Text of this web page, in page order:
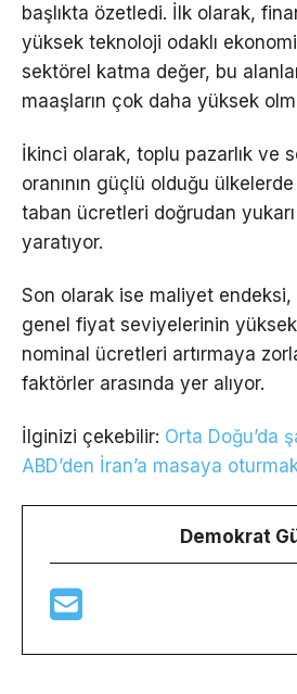
başlıkta özetledi. İlk olarak,
yüksek teknoloji odaklı
sektörel katma değer, bu
maaşların çok daha yüksek
İkinci olarak, toplu pazarlık ve
oranının güçlü olduğu
taban ücretleri doğrudan
yaratıyor.
Son olarak ise maliyet
genel fiyat seviyelerinin
nominal ücretleri artırmaya
faktörler arasında yer alıyor.
İlginizi çekebilir: Orta Doğu’da
ABD’den İran’a masaya
Demokrat